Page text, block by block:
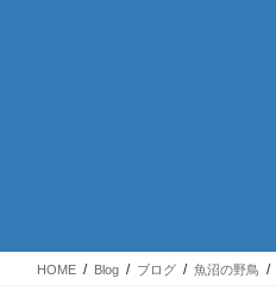
HOME Blog ブログ 魚沼の野鳥